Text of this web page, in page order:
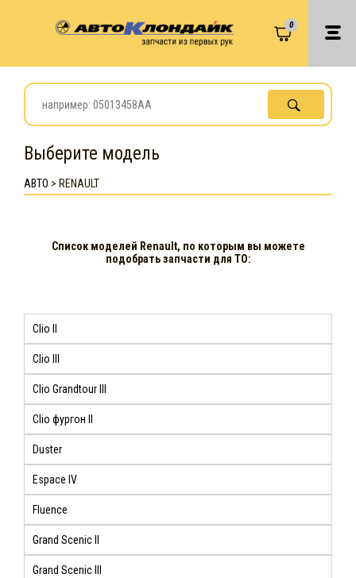
0
Выберите модель
АВТО > RENAULT
Список моделей Renault, по которым вы можете
подобрать запчасти для ТО:
Clio II
Clio III
Clio Grandtour III
Clio фургон II
Duster
Espace IV
Fluence
Grand Scenic II
Grand Scenic III